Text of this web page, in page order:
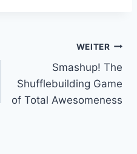
WEITER
Smashup! The
Shufflebuilding Game
of Total Awesomeness